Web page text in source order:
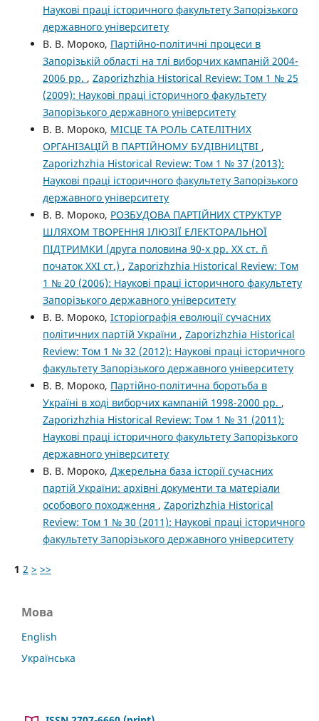
Наукові праці історичного факультету Запорізького
державного університету
В. В. Мороко, Партійно-політичні процеси в
Запорізькій області на тлі виборчих кампаній 2004-
2006 рр. , Zaporizhzhia Historical Review: Том 1 № 25
(2009): Наукові праці історичного факультету
Запорізького державного університету
В. В. Мороко, МІСЦЕ ТА РОЛЬ САТЕЛІТНИХ
ОРГАНІЗАЦІЙ В ПАРТІЙНОМУ БУДІВНИЦТВІ ,
Zaporizhzhia Historical Review: Том 1 № 37 (2013):
Наукові праці історичного факультету Запорізького
державного університету
В. В. Мороко, РОЗБУДОВА ПАРТІЙНИХ СТРУКТУР
ШЛЯХОМ ТВОРЕННЯ ІЛЮЗІЇ ЕЛЕКТОРАЛЬНОЇ
ПІДТРИМКИ (друга половина 90-х рр. ХХ ст. ñ
початок ХХІ ст.) , Zaporizhzhia Historical Review: Том
1 № 20 (2006): Наукові праці історичного факультету
Запорізького державного університету
В. В. Мороко, Історіографія еволюції сучасних
політичних партій України , Zaporizhzhia Historical
Review: Том 1 № 32 (2012): Наукові праці історичного
факультету Запорізького державного університету
В. В. Мороко, Партійно-політична боротьба в
Україні в ході виборчих кампаній 1998-2000 рр. ,
Zaporizhzhia Historical Review: Том 1 № 31 (2011):
Наукові праці історичного факультету Запорізького
державного університету
В. В. Мороко, Джерельна база історії сучасних
партій України: архівні документи та матеріали
особового походження , Zaporizhzhia Historical
Review: Том 1 № 30 (2011): Наукові праці історичного
факультету Запорізького державного університету
1 2 > >>
Мова
English
Українська